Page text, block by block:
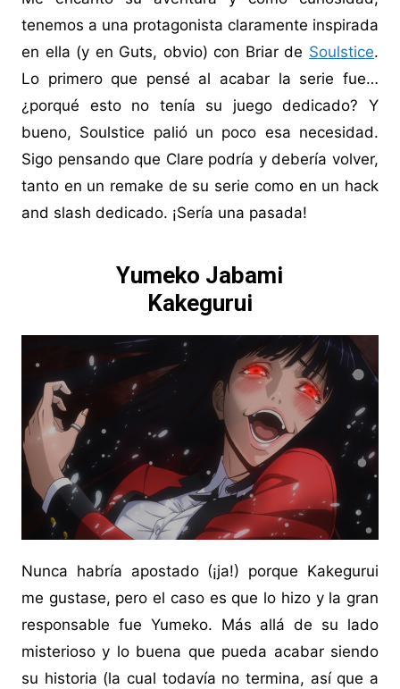
tenemos a una protagonista claramente inspirada
en ella (y en Guts, obvio) con Briar de Soulstice.
Lo primero que pensé al acabar la serie fue…
¿porqué esto no tenía su juego dedicado? Y
bueno, Soulstice palió un poco esa necesidad.
Sigo pensando que Clare podría y debería volver,
tanto en un remake de su serie como en un hack
and slash dedicado. ¡Sería una pasada!
Yumeko Jabami
Kakegurui
Nunca habría apostado (¡ja!) porque Kakegurui
me gustase, pero el caso es que lo hizo y la gran
responsable fue Yumeko. Más allá de su lado
misterioso y lo buena que pueda acabar siendo
su historia (la cual todavía no termina, así que a